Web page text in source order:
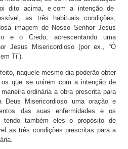
dito acima, e com a intenção de
as três habituais condições,
imagem de Nosso Senhor Jesus
e o Credo, acrescentando uma
Jesus Misericordioso (por ex., “Ó
Ti”).
naquele mesmo dia poderão obter
que se unirem com a intenção de
ordinária a obra prescrita para
Deus Misericordioso uma oração e
das suas enfermidades e os
tendo também eles o propósito de
as três condições prescritas para a